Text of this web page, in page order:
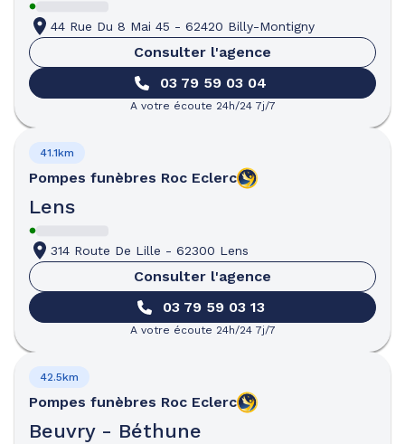
44 Rue Du 8 Mai 45 - 62420 Billy-Montigny
Consulter l'agence
03 79 59 03 04
A votre écoute 24h/24 7j/7
Pompes funèbres Roc Eclerc
Lens
41.1km
314 Route De Lille - 62300 Lens
Consulter l'agence
03 79 59 03 13
A votre écoute 24h/24 7j/7
Pompes funèbres Roc Eclerc
Beuvry - Béthune
42.5km